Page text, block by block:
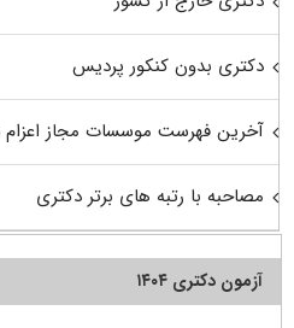
دکتری بدون کنکور پردیس
آخرین فهرست موسسات مجاز
مصاحبه با رتبه های برتر دکتری
آزمون دکتری ۱۴۰۴